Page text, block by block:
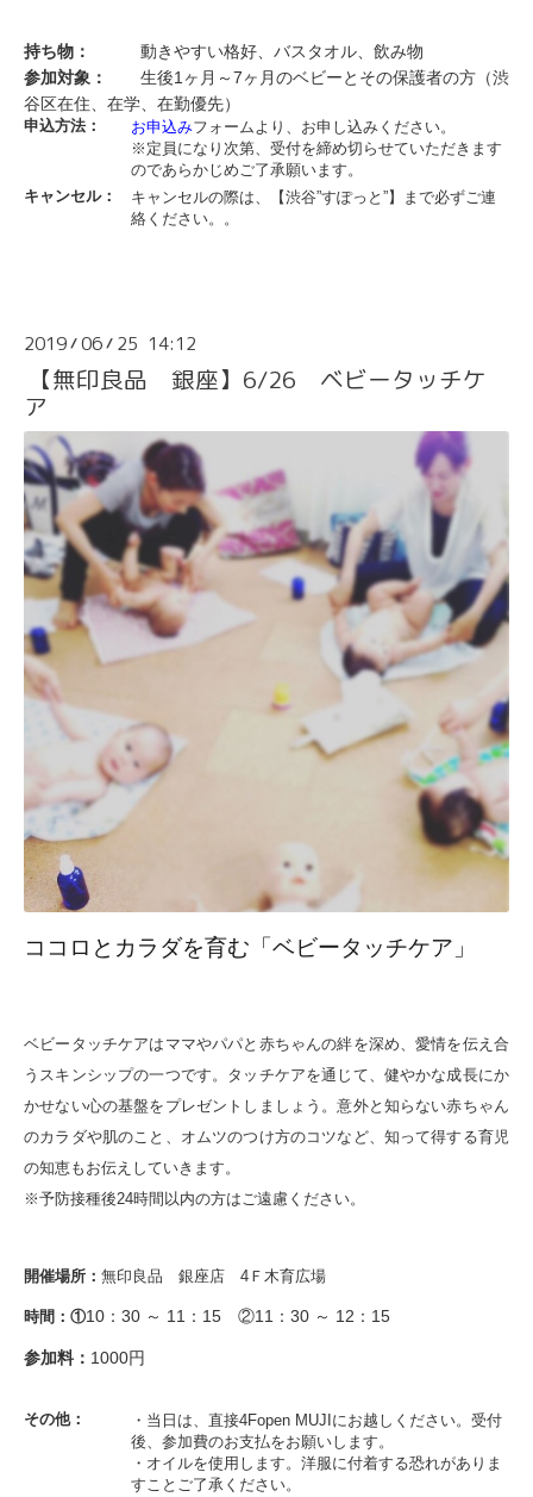
持ち物：
動きやすい格好、バスタオル、飲み物
参加対象：
生後1ヶ月～7ヶ月のベビーとその保護者の方（渋
谷区在住、在学、在勤優先）
申込方法： お申込みフォームより、お申し込みください。
※定員になり次第、受付を締め切らせていただきます
のであらかじめご了承願います。
キャンセル：
キャンセルの際は、【渋谷”すぽっと”】まで必ずご連
絡ください。。
2019/06/ 25 14:12
【無印良品 銀座】6/26 ベビータッチケ
ア
ココロとカラダを育む「ベビータッチケア」
ベビータッチケアはママやパパと赤ちゃんの絆を深め、愛情を伝え合
うスキンシップの一つです。タッチケアを通じて、健やかな成長にか
かせない心の基盤をプレゼントしましょう。意外と知らない赤ちゃん
のカラダや肌のこと、オムツのつけ方のコツなど、知って得する育児
の知恵もお伝えしていきます。
※予防接種後24時間以内の方はご遠慮ください。
開催場所： 無印良品 銀座店 4Ｆ木育広場
時間：①10：30 ～ 11：15 ②11：30 ～ 12：15
参加料： 1000円
その他：
・当日は、直接4Fopen MUJIにお越しください。受付
後、参加費のお支払をお願いします。
・オイルを使用します。洋服に付着する恐れがありま
すことご了承ください。